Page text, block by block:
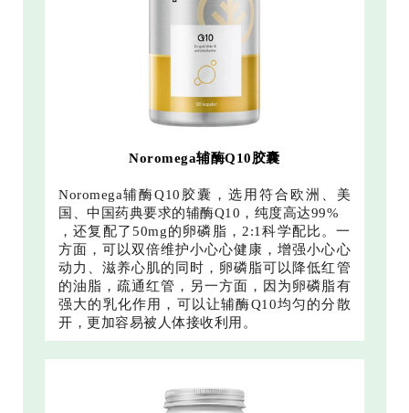
Noromega辅酶Q10胶囊
Noromega辅酶Q10胶囊，选用符合欧洲、美
国、中国药典要求的辅酶Q10，纯度高达99%
，还复配了50mg的卵磷脂，2:1科学配比。一
方面，可以双倍维护小心心健康，增强小心心
动力、滋养心肌的同时，卵磷脂可以降低红管
的油脂，疏通红管，另一方面，因为卵磷脂有
强大的乳化作用，可以让辅酶Q10均匀的分散
开，更加容易被人体接收利用。